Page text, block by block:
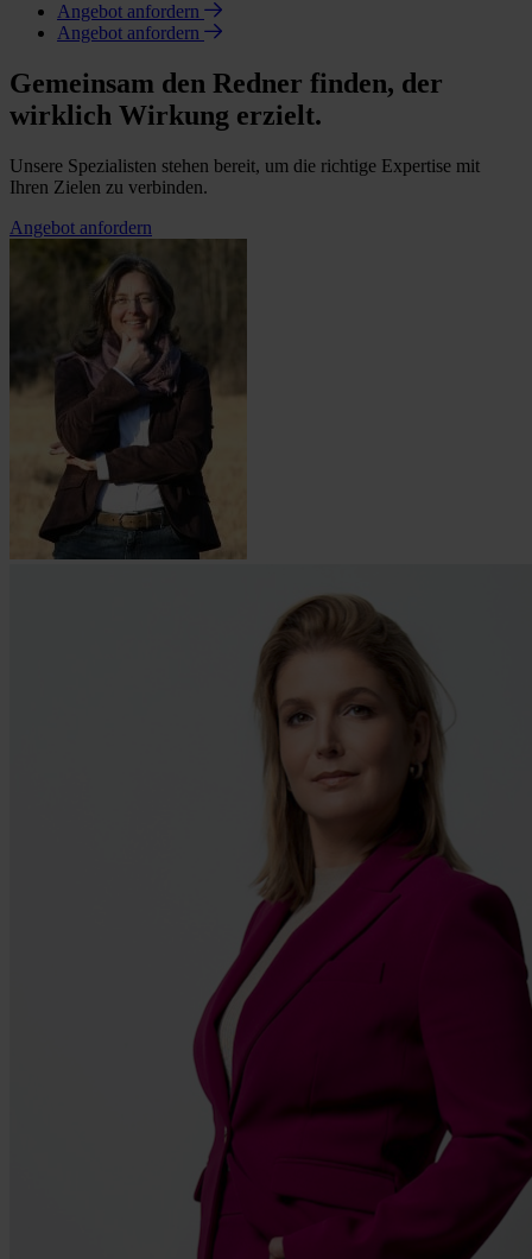
Angebot anfordern
Angebot anfordern
Gemeinsam den Redner finden, der
wirklich Wirkung erzielt.
Unsere Spezialisten stehen bereit, um die richtige Expertise mit
Ihren Zielen zu verbinden.
Angebot anfordern